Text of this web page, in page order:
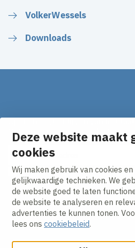
Deze website maakt
cookies
Wij maken gebruik van cookies en
gelijkwaardige technieken. We
de website goed te laten
de website te analyseren en
advertenties te kunnen tonen.
lees ons cookiebeleid.
VolkerWessels
Downloads
Ontvang onze nieuws alerts in
E-mailadres
Ik ga akkoord met hetprivacy